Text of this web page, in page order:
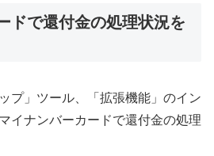
ドで還付金の処理状況を
プ」ツール、「拡張機能」のイン
イナンバーカードで還付金の処理